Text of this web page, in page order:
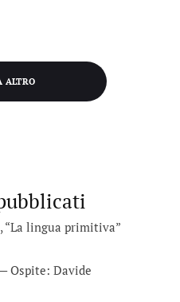
ALTRO
“La lingua primitiva”
Ospite: Davide